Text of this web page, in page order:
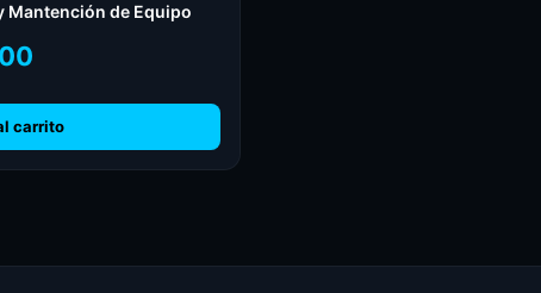
Mantención de Equipo
carrito